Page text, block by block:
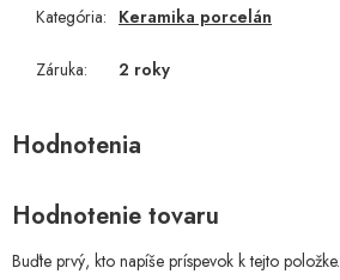
Kategória: Keramika porcelán
Záruka: 2 roky
Hodnotenie tovaru
Buďte prvý, kto napíše príspevok k tejto položke.